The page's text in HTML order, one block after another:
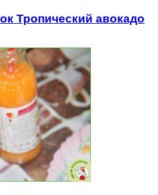
Тропический авокадо